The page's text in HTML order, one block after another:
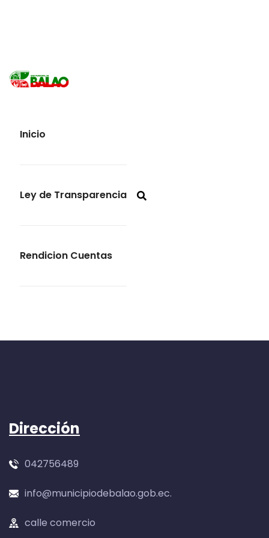
Inicio
Ley de Transparencia
Rendicion Cuentas
Dirección
042756489
info@municipiodebalao.gob.ec.
calle comercio